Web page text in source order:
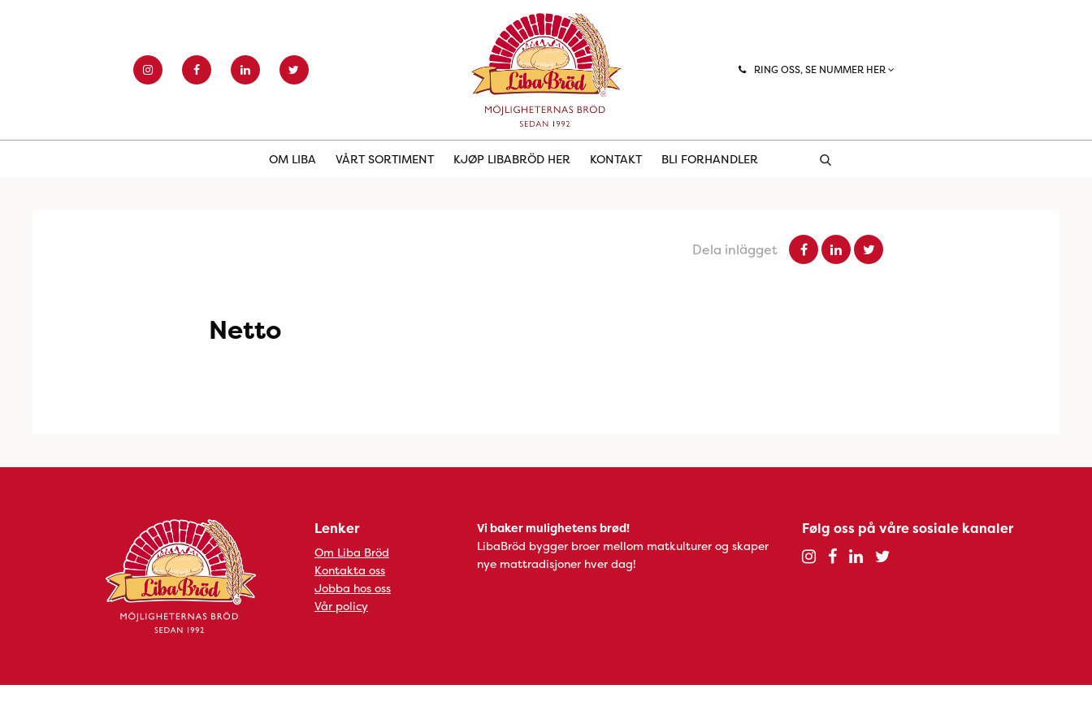
RING OSS, SE NUMMER HER
OM LIBA VÅRT SORTIMENT KJØP LIBABRÖD HER KONTAKT BLI FORHANDLER
Dela inlägget
Netto
Lenker
Om Liba Bröd
Kontakta oss
Jobba hos oss
Vår policy
Vi baker mulighetens brød!
LibaBröd bygger broer mellom matkulturer og skaper
nye mattradisjoner hver dag!
Følg oss på våre sosiale kanaler